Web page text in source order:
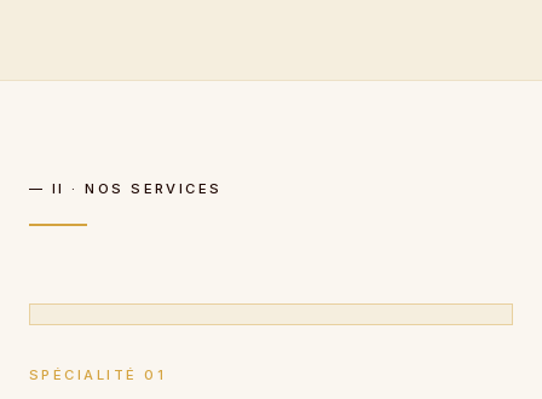
— II · NOS SERVICES
SPÉCIALITÉ 01